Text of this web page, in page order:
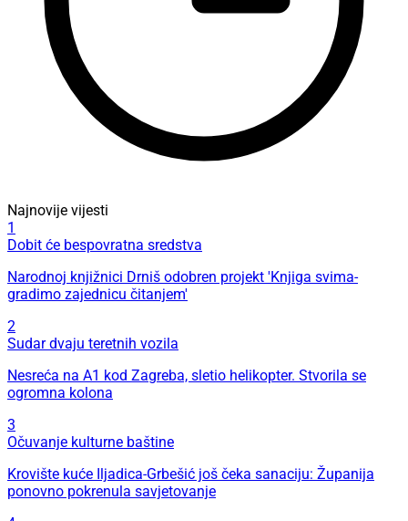
Najnovije vijesti
1
Dobit će bespovratna sredstva
Narodnoj knjižnici Drniš odobren projekt 'Knjiga svima-
gradimo zajednicu čitanjem'
2
Sudar dvaju teretnih vozila
Nesreća na A1 kod Zagreba, sletio helikopter. Stvorila se
ogromna kolona
3
Očuvanje kulturne baštine
Krovište kuće Iljadica-Grbešić još čeka sanaciju: Županija
ponovno pokrenula savjetovanje